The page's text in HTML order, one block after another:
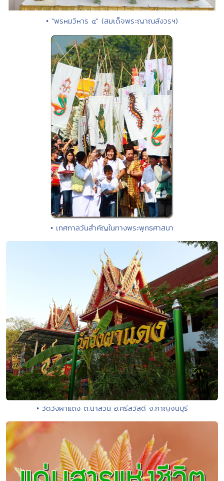
• "พรหมวิหาร ๔" (สมเด็จพระญาณสังวรฯ)
• เทศกาลวันสำคัญในทางพระพุทธศาสนา
• วัดวังผาแดง ต.นาสวน อ.ศรีสวัสดิ์ จ.กาญจนบุรี